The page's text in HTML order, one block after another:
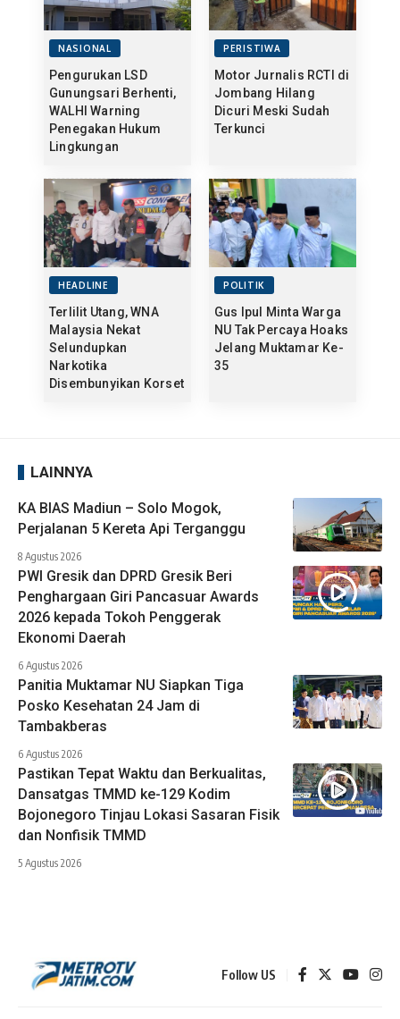
NASIONAL
Pengurukan LSD
Gunungsari Berhenti,
WALHI Warning
Penegakan Hukum
Lingkungan
PERISTIWA
Motor Jurnalis RCTI di
Jombang Hilang
Dicuri Meski Sudah
Terkunci
HEADLINE
Terlilit Utang, WNA
Malaysia Nekat
Selundupkan
Narkotika
Disembunyikan Korset
POLITIK
Gus Ipul Minta Warga
NU Tak Percaya Hoaks
Jelang Muktamar Ke-
35
LAINNYA
KA BIAS Madiun – Solo Mogok,
Perjalanan 5 Kereta Api Terganggu
8 Agustus 2026
PWI Gresik dan DPRD Gresik Beri
Penghargaan Giri Pancasuar Awards
2026 kepada Tokoh Penggerak
Ekonomi Daerah
6 Agustus 2026
Panitia Muktamar NU Siapkan Tiga
Posko Kesehatan 24 Jam di
Tambakberas
6 Agustus 2026
Pastikan Tepat Waktu dan Berkualitas,
Dansatgas TMMD ke-129 Kodim
Bojonegoro Tinjau Lokasi Sasaran Fisik
dan Nonfisik TMMD
5 Agustus 2026
Follow US